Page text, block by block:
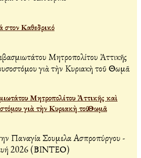
Καθεδρικό
Μητροπολίτου Ἀττικῆς καὶ
γιὰ τὴν Κυριακὴ τοῦ Θωμᾶ